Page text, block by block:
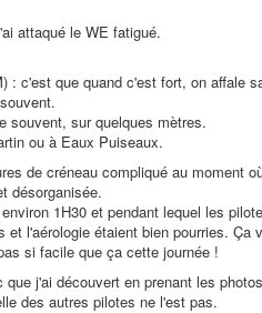
attaqué le WE fatigué.
: c'est que quand c'est fort, on affale
souvent, sur quelques mètres.
ou à Eaux Puiseaux.
de créneau compliqué au moment
désorganisée.
1H30 et pendant lequel les
l'aérologie étaient bien pourries. Ça
si facile que ça cette journée !
j'ai découvert en prenant les
des autres pilotes ne l'est pas.